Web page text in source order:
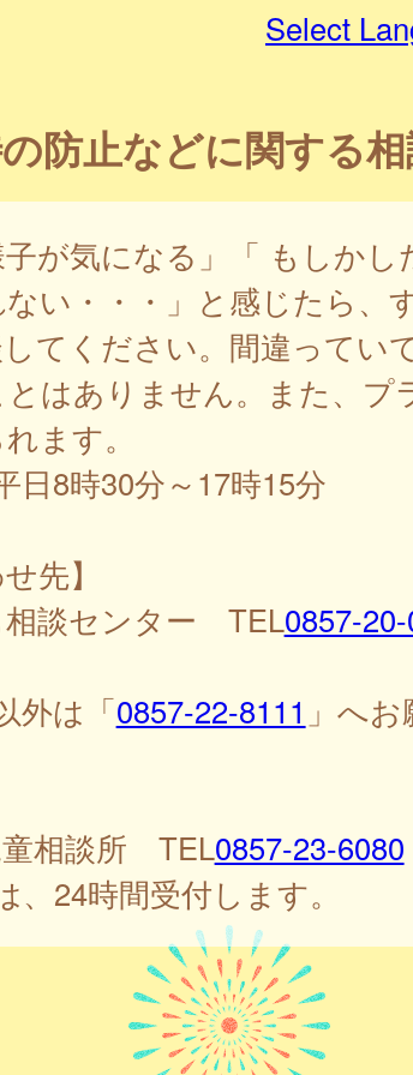
Select
防止などに関する
子が気になる」「 もしかし
い・・・」と感じたら、
てください。間違ってい
はありません。また、プ
ます。
日8時30分～17時15分
先】
相談センター TEL0857-
外は「0857-22-8111 」へ
童相談所 TEL0857-23-6080
、24時間受付します。